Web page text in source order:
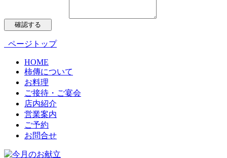
ページトップ
HOME
柿傳について
お料理
ご接待・ご宴会
店内紹介
営業案内
ご予約
お問合せ